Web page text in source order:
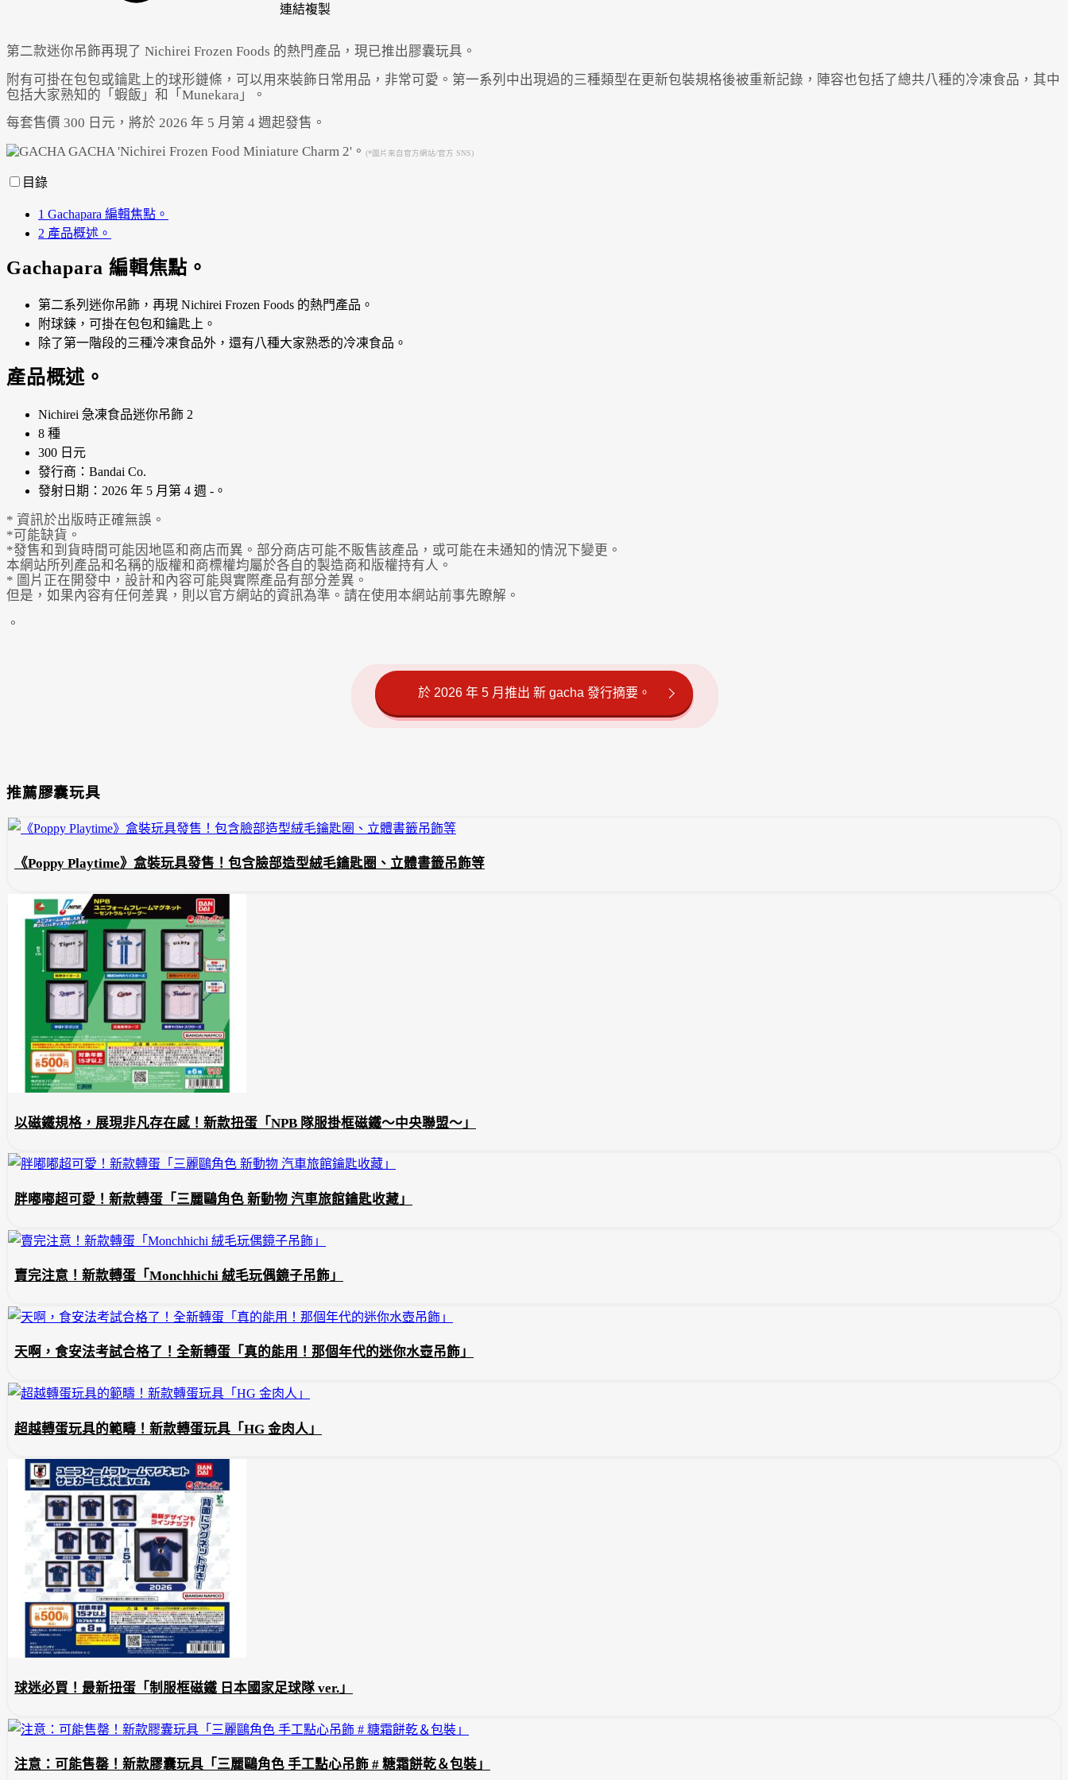
連結複製
第二款迷你吊飾再現了 Nichirei Frozen Foods 的熱門產品，現已推出膠囊玩具。
附有可掛在包包或鑰匙上的球形鏈條，可以用來裝飾日常用品，非常可愛。第一系列中出現過的三種類型在更新包裝規格後被重新記錄，陣容也包括了總共八種的冷凍食品，其中
包括大家熟知的「蝦飯」和「Munekara」。
每套售價 300 日元，將於 2026 年 5 月第 4 週起發售。
(*圖片來自官方網站/官方 SNS)
目錄
1 Gachapara 編輯焦點。
2 產品概述。
Gachapara 編輯焦點。
第二系列迷你吊飾，再現 Nichirei Frozen Foods 的熱門產品。
附球鍊，可掛在包包和鑰匙上。
除了第一階段的三種冷凍食品外，還有八種大家熟悉的冷凍食品。
產品概述。
Nichirei 急凍食品迷你吊飾 2
8 種
300 日元
發行商：Bandai Co.
發射日期：2026 年 5 月第 4 週 -。
* 資訊於出版時正確無誤。
*可能缺貨。
*發售和到貨時間可能因地區和商店而異。部分商店可能不販售該產品，或可能在未通知的情況下變更。
本網站所列產品和名稱的版權和商標權均屬於各自的製造商和版權持有人。
* 圖片正在開發中，設計和內容可能與實際產品有部分差異。
但是，如果內容有任何差異，則以官方網站的資訊為準。請在使用本網站前事先瞭解。
。
於 2026 年 5 月推出 新 gacha 發行摘要。
推薦膠囊玩具
《Poppy Playtime》盒裝玩具發售！包含臉部造型絨毛鑰匙圈、立體書籤吊飾等
以磁鐵規格，展現非凡存在感！新款扭蛋「NPB 隊服掛框磁鐵～中央聯盟～」
胖嘟嘟超可愛！新款轉蛋「三麗鷗角色 新動物 汽車旅館鑰匙收藏」
賣完注意！新款轉蛋「Monchhichi 絨毛玩偶鏡子吊飾」
天啊，食安法考試合格了！全新轉蛋「真的能用！那個年代的迷你水壺吊飾」
超越轉蛋玩具的範疇！新款轉蛋玩具「HG 金肉人」
球迷必買！最新扭蛋「制服框磁鐵 日本國家足球隊 ver.」
注意：可能售罄！新款膠囊玩具「三麗鷗角色 手工點心吊飾 # 糖霜餅乾＆包裝」